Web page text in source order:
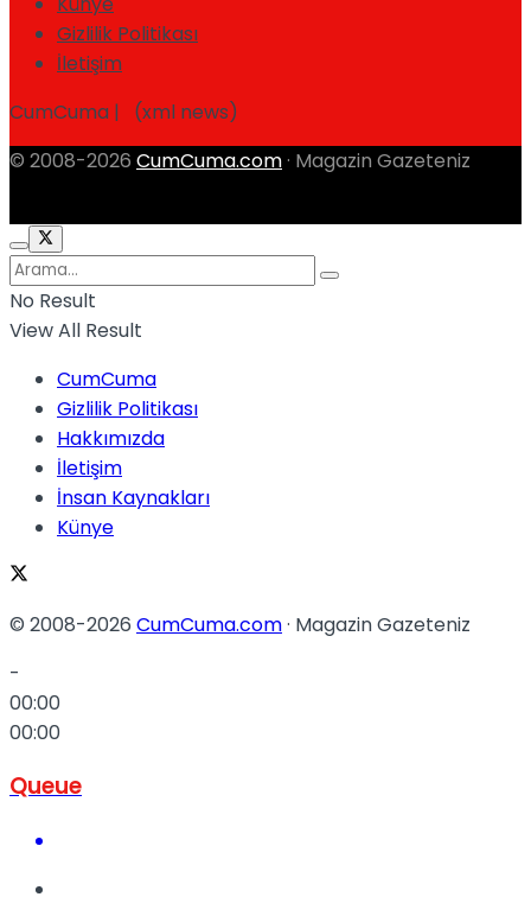
Gizlilik Politikası
İletişim
CumCuma | (xml news)
© 2008-2026 CumCuma.com · Magazin Gazeteniz
No Result
View All Result
CumCuma
Gizlilik Politikası
Hakkımızda
İletişim
İnsan Kaynakları
Künye
© 2008-2026 CumCuma.com· Magazin Gazeteniz
-
00:00
00:00
Queue